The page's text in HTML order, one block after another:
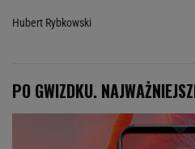
Hubert Rybkowski